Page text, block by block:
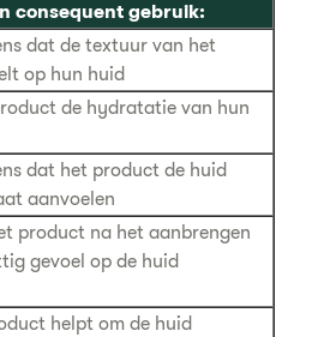
consequent gebruik:
dat de textuur van het
op hun huid
de hydratatie van hun
dat het product de huid
aanvoelen
product na het aanbrengen
gevoel op de huid
helpt om de huid